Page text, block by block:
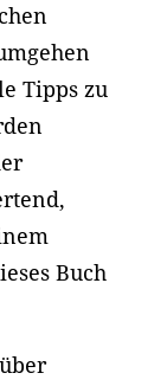
Tipps zu
Buch